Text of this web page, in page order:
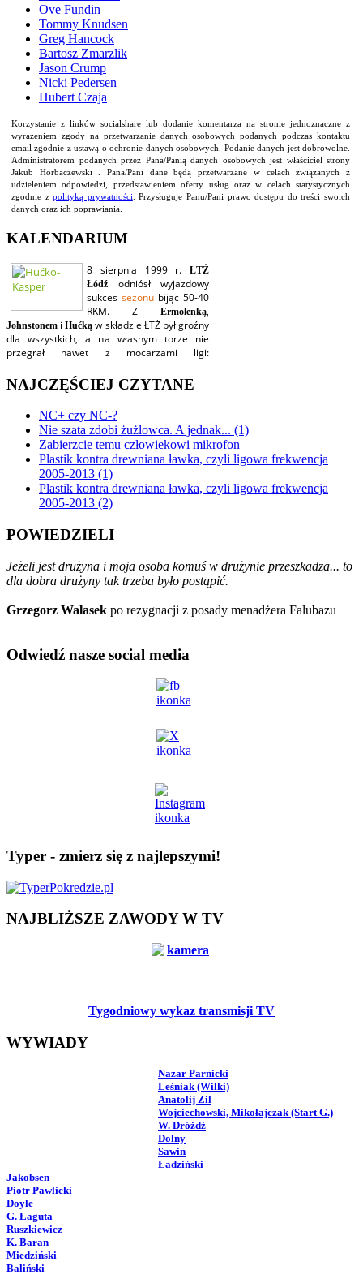
Ove Fundin
Tommy Knudsen
Greg Hancock
Bartosz Zmarzlik
Jason Crump
Nicki Pedersen
Hubert Czaja
Korzystanie z linków socialshare lub dodanie komentarza na stronie jednoznaczne z
wyrażeniem zgody na przetwarzanie danych osobowych podanych podczas kontaktu
email zgodnie z ustawą o ochronie danych osobowych. Podanie danych jest dobrowolne.
Administratorem podanych przez Pana/Panią danych osobowych jest właściciel strony
Jakub Horbaczewski . Pana/Pani dane będą przetwarzane w celach związanych z
udzieleniem odpowiedzi, przedstawieniem oferty usług oraz w celach statystycznych
zgodnie zpolityką prywatności . Przysługuje Panu/Pani prawo dostępu do treści swoich
danych oraz ich poprawiania.
KALENDARIUM
NAJCZĘŚCIEJ CZYTANE
NC+ czy NC-?
Nie szata zdobi żużlowca. A jednak... (1)
Zabierzcie temu człowiekowi mikrofon
Plastik kontra drewniana ławka, czyli ligowa frekwencja
2005-2013 (1)
Plastik kontra drewniana ławka, czyli ligowa frekwencja
2005-2013 (2)
POWIEDZIELI
Jeżeli jest drużyna i moja osoba komuś w drużynie przeszkadza... to
dla dobra drużyny tak trzeba było postąpić.
Grzegorz Walasek po rezygnacji z posady menadżera Falubazu
Odwiedź nasze social media
Typer - zmierz się z najlepszymi!
NAJBLIŻSZE ZAWODY W TV
Tygodniowy wykaz transmisji TV
WYWIADY
Nazar Parnicki
Leśniak (Wilki)
Anatolij Zil
Wojciechowski, Mikołajczak (Start G.)
W. Dróżdż
Dolny
Sawin
Ładziński
Jakobsen
Piotr Pawlicki
Doyle
G. Łaguta
Ruszkiewicz
K. Baran
Miedziński
Baliński